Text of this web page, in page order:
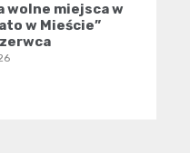
wolne miejsca w
w Mieście”